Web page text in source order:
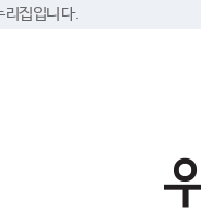
리집입니다.